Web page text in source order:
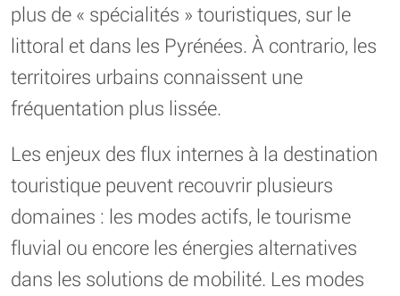
plus de « spécialités » touristiques, sur le
littoral et dans les Pyrénées. À contrario, les
territoires urbains connaissent une
fréquentation plus lissée.
Les enjeux des flux internes à la destination
touristique peuvent recouvrir plusieurs
domaines : les modes actifs, le tourisme
fluvial ou encore les énergies alternatives
dans les solutions de mobilité. Les modes